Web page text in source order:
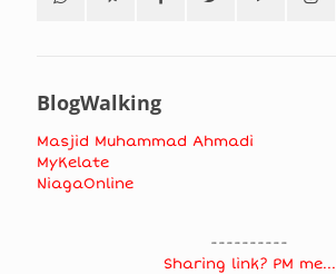
BlogWalking
Masjid Muhammad Ahmadi
MyKelate
NiagaOnline
----------
Sharing link? PM me...